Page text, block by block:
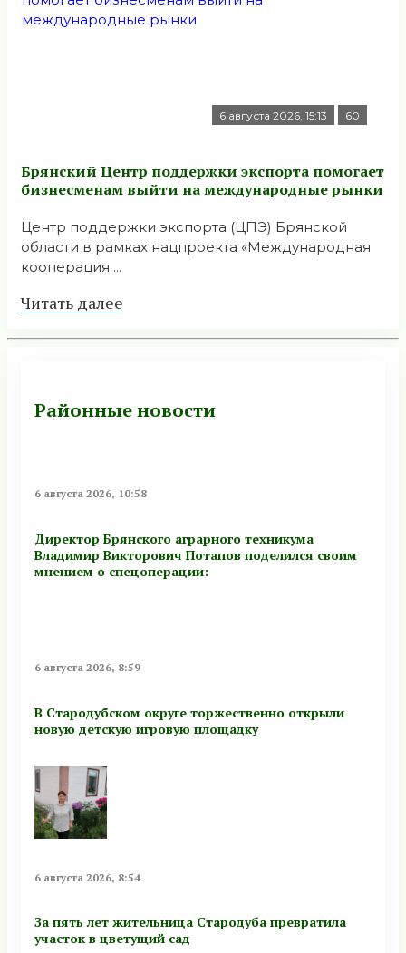
6 августа 2026, 15:13 60
Брянский Центр поддержки экспорта помогает
бизнесменам выйти на международные рынки
Центр поддержки экспорта (ЦПЭ) Брянской
области в рамках нацпроекта «Международная
кооперация ...
Читать далее
Районные новости
6 августа 2026, 10:58
Директор Брянского аграрного техникума
Владимир Викторович Потапов поделился своим
мнением о спецоперации:
6 августа 2026, 8:59
В Стародубском округе торжественно открыли
новую детскую игровую площадку
6 августа 2026, 8:54
За пять лет жительница Стародуба превратила
участок в цветущий сад